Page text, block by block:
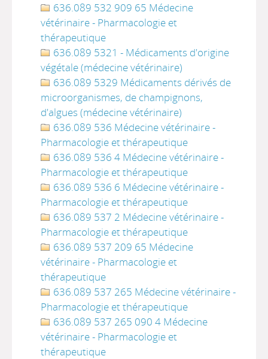
636.089 532 909 65 Médecine
vétérinaire - Pharmacologie et
thérapeutique
636.089 5321 - Médicaments d'origine
végétale (médecine vétérinaire)
636.089 5329 Médicaments dérivés de
microorganismes, de champignons,
d'algues (médecine vétérinaire)
636.089 536 Médecine vétérinaire -
Pharmacologie et thérapeutique
636.089 536 4 Médecine vétérinaire -
Pharmacologie et thérapeutique
636.089 536 6 Médecine vétérinaire -
Pharmacologie et thérapeutique
636.089 537 2 Médecine vétérinaire -
Pharmacologie et thérapeutique
636.089 537 209 65 Médecine
vétérinaire - Pharmacologie et
thérapeutique
636.089 537 265 Médecine vétérinaire -
Pharmacologie et thérapeutique
636.089 537 265 090 4 Médecine
vétérinaire - Pharmacologie et
thérapeutique